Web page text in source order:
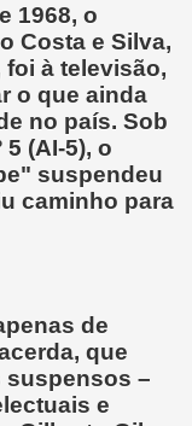
1968, o
Costa e Silva,
foi à televisão,
o que ainda
no país. Sob
(AI-5), o
suspendeu
caminho para
de
que
–
e